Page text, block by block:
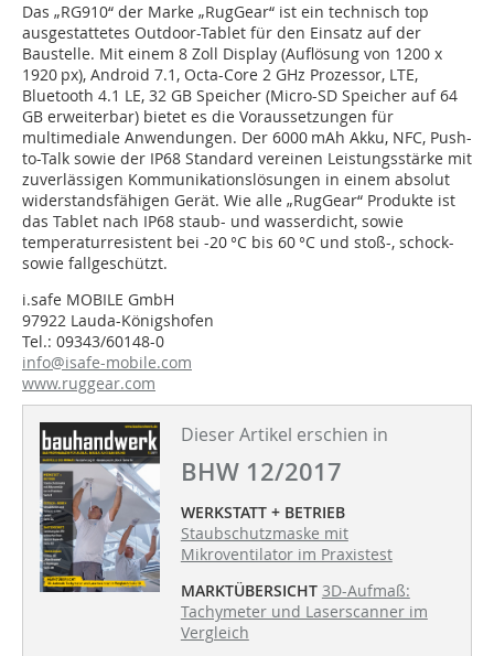
Das „RG910“ der Marke „RugGear“ ist ein technisch top
ausgestattetes Outdoor-Tablet für den Einsatz auf der
Baustelle. Mit einem 8 Zoll Display (Auflösung von 1200 x
1920 px), ­Android 7.1, Octa-Core 2 GHz Prozessor, LTE,
Bluetooth 4.1 LE, 32 GB Speicher (Micro-SD Speicher auf 64
GB erweiterbar) bietet es die Voraus­setzungen für
multimediale Anwendungen. Der 6000 mAh Akku, NFC, Push-
to-Talk sowie der IP68 Standard vereinen Leistungsstärke mit
zuverlässigen Kommunikationslösungen in einem absolut
widerstandsfähigen Gerät. Wie alle „RugGear“ Produkte ist
das Tablet nach IP68 staub- und wasserdicht, sowie
temperaturresistent bei -20 °C bis 60 °C und stoß-, schock-
sowie fallgeschützt.
i.safe MOBILE GmbH
97922 Lauda-Königshofen
Tel.: 09343/60148-0
info@isafe-mobile.com
www.ruggear.com
Dieser Artikel erschien in
BHW 12/2017
WERKSTATT + BETRIEB
Staubschutzmaske mit
Mikroventilator im Praxistest
MARKTÜBERSICHT 3D-Aufmaß:
Tachymeter und Laserscanner im
Vergleich